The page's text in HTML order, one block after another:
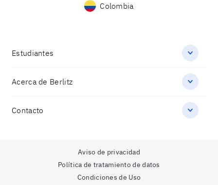
Colombia
Estudiantes
Acerca de Berlitz
Contacto
Aviso de privacidad
Política de tratamiento de datos
Condiciones de Uso